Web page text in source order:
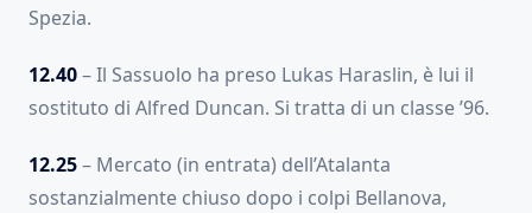
Spezia.
12.40– Il Sassuolo ha preso Lukas Haraslin, è lui il
sostituto di Alfred Duncan. Si tratta di un classe ’96.
12.25– Mercato (in entrata) dell’Atalanta
sostanzialmente chiuso dopo i colpi Bellanova,